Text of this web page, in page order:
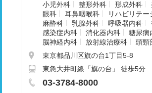
小児外科
整形外科 形成外科
眼科
耳鼻咽喉科 リハビリテー
麻酔科
乳腺外科 呼吸器内科
感染症内科
消化器内科 糖尿病
脳神経内科
放射線治療科 頭頸
東京都品川区旗の台1丁目5-8
東急大井町線「旗の台」 徒歩5分
03-3784-8000